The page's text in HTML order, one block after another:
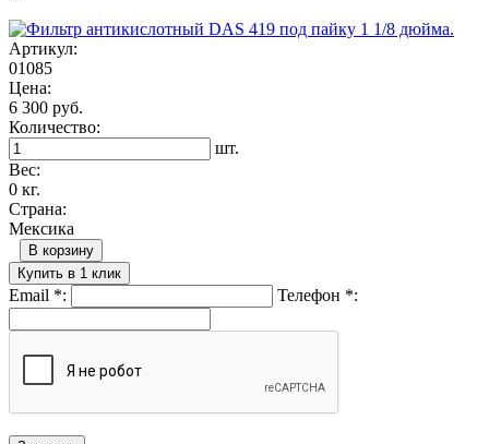
Артикул:
01085
Цена:
6 300 руб.
Количество:
шт.
Вес:
0 кг.
Страна:
Мексика
В корзину
Купить в 1 клик
Email *: Телефон *: